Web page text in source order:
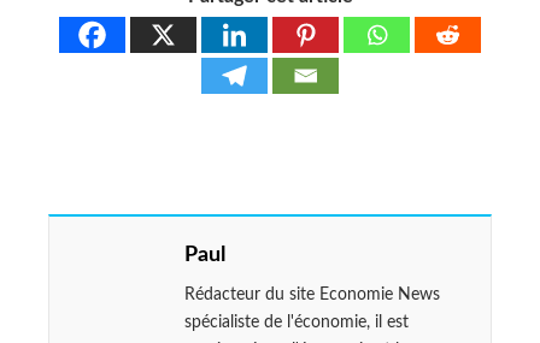
Paul
Rédacteur du site Economie News
spécialiste de l'économie, il est